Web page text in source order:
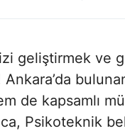
geliştirmek ve
Ankara’da
de kapsamlı
Psikoteknik